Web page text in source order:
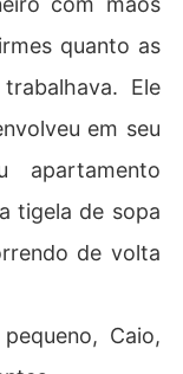
quanto as
Ele
em seu
apartamento
tigela de sopa
de volta
Caio,